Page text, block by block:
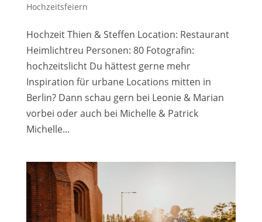
Hochzeitsfeiern
Hochzeit Thien & Steffen Location: Restaurant
Heimlichtreu Personen: 80 Fotografin:
hochzeitslicht Du hättest gerne mehr
Inspiration für urbane Locations mitten in
Berlin? Dann schau gern bei Leonie & Marian
vorbei oder auch bei Michelle & Patrick
Michelle...